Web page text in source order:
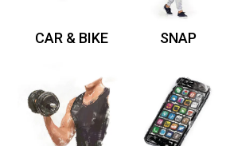
CAR & BIKE SNAP